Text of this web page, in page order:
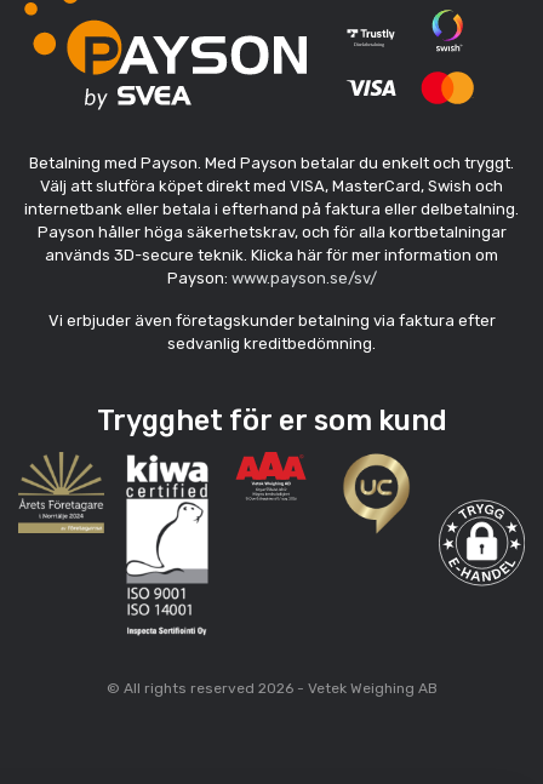
Betalning med Payson. Med Payson betalar du enkelt och tryggt.
Välj att slutföra köpet direkt med VISA, MasterCard, Swish och
internetbank eller betala i efterhand på faktura eller delbetalning.
Payson håller höga säkerhetskrav, och för alla kortbetalningar
används 3D-secure teknik. Klicka här för mer information om
Payson: www.payson.se/sv/
Vi erbjuder även företagskunder betalning via faktura efter
sedvanlig kreditbedömning.
Trygghet för er som kund
© All rights reserved 2026 - Vetek Weighing AB